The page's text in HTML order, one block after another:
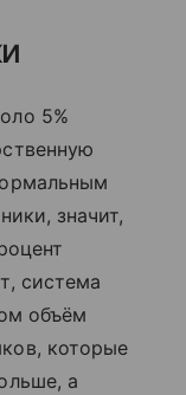
5%
значит,
система
объём
которые
а